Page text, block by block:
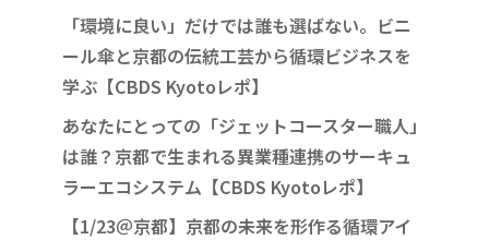
「環境に良い」だけでは誰も選ばない。ビニ
ール傘と京都の伝統工芸から循環ビジネスを
学ぶ【CBDS Kyotoレポ】
あなたにとっての「ジェットコースター職人」
は誰？京都で生まれる異業種連携のサーキュ
ラーエコシステム【CBDS Kyotoレポ】
【1/23＠京都】京都の未来を形作る循環アイ